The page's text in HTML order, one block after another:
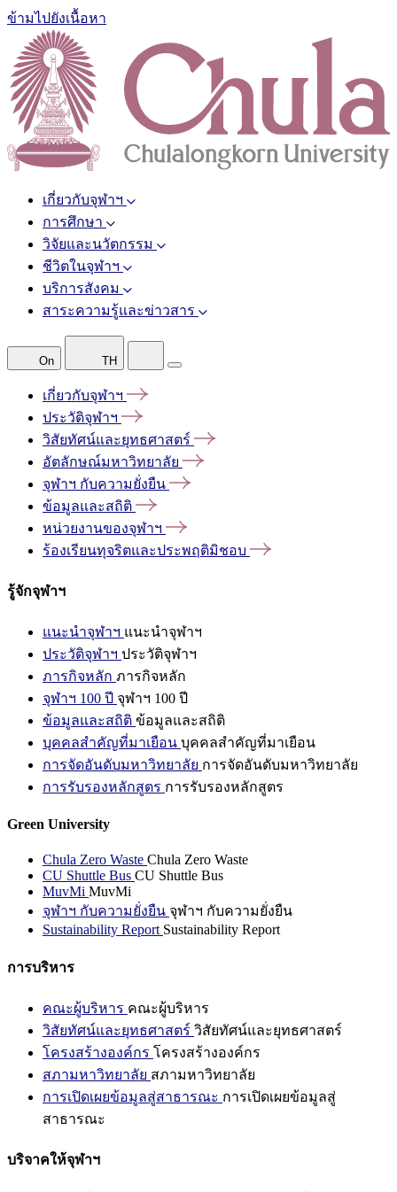
ข้ามไปยังเนื้อหา
เกี่ยวกับจุฬาฯ
การศึกษา
วิจัยและนวัตกรรม
ชีวิตในจุฬาฯ
บริการสังคม
สาระความรู้และข่าวสาร
On TH
เกี่ยวกับจุฬาฯ
ประวัติจุฬาฯ
วิสัยทัศน์และยุทธศาสตร์
อัตลักษณ์มหาวิทยาลัย
จุฬาฯ กับความยั่งยืน
ข้อมูลและสถิติ
หน่วยงานของจุฬาฯ
ร้องเรียนทุจริตและประพฤติมิชอบ
รู้จักจุฬาฯ
แนะนำจุฬาฯ แนะนำจุฬาฯ
ประวัติจุฬาฯ ประวัติจุฬาฯ
ภารกิจหลัก ภารกิจหลัก
จุฬาฯ 100 ปี จุฬาฯ 100 ปี
ข้อมูลและสถิติ ข้อมูลและสถิติ
บุคคลสำคัญที่มาเยือน บุคคลสำคัญที่มาเยือน
การจัดอันดับมหาวิทยาลัย การจัดอันดับมหาวิทยาลัย
การรับรองหลักสูตร การรับรองหลักสูตร
Green University
Chula Zero Waste Chula Zero Waste
CU Shuttle Bus CU Shuttle Bus
MuvMi MuvMi
จุฬาฯ กับความยั่งยืน จุฬาฯ กับความยั่งยืน
Sustainability Report Sustainability Report
การบริหาร
คณะผู้บริหาร คณะผู้บริหาร
วิสัยทัศน์และยุทธศาสตร์ วิสัยทัศน์และยุทธศาสตร์
โครงสร้างองค์กร โครงสร้างองค์กร
สภามหาวิทยาลัย สภามหาวิทยาลัย
การเปิดเผยข้อมูลสู่สาธารณะ การเปิดเผยข้อมูลสู่
สาธารณะ
บริจาคให้จุฬาฯ